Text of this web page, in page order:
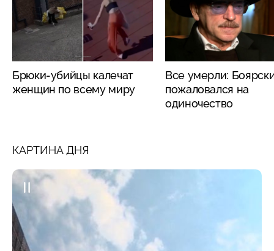
Брюки-убийцы калечат
женщин по всему миру
Все умерли:
пожаловался на
одиночество
КАРТИНА ДНЯ